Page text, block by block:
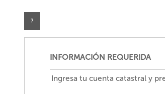
INFORMACIÓN REQUERIDA
Ingresa tu cuenta catastral y